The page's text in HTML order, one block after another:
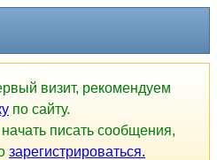
визит, рекомендуем
по сайту.
писать сообщения,
зарегистрироваться.